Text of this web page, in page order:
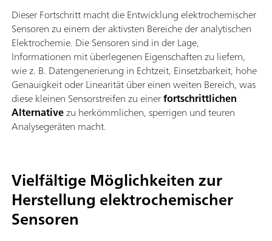
Dieser Fortschritt macht die Entwicklung elektrochemischer
Sensoren zu einem der aktivsten Bereiche der analytischen
Elektrochemie. Die Sensoren sind in der Lage,
Informationen mit überlegenen Eigenschaften zu liefern,
wie z. B. Datengenerierung in Echtzeit, Einsetzbarkeit, hohe
Genauigkeit oder Linearität über einen weiten Bereich, was
diese kleinen Sensorstreifen zu einerfortschrittlichen
Alternativezu herkömmlichen, sperrigen und teuren
Analysegeräten macht.
Vielfältige Möglichkeiten zur
Herstellung elektrochemischer
Sensoren